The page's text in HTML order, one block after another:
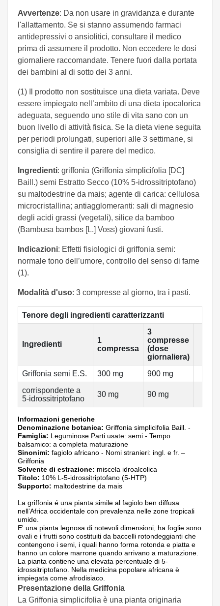
Avvertenze: Da non usare in gravidanza e durante
l'allattamento. Se si stanno assumendo farmaci
antidepressivi o ansiolitici, consultare il medico
prima di assumere il prodotto. Non eccedere le dosi
giornaliere raccomandate. Tenere fuori dalla portata
dei bambini al di sotto dei 3 anni.
(1) Il prodotto non sostituisce una dieta variata. Deve
essere impiegato nell’ambito di una dieta ipocalorica
adeguata, seguendo uno stile di vita sano con un
buon livello di attività fisica. Se la dieta viene seguita
per periodi prolungati, superiori alle 3 settimane, si
consiglia di sentire il parere del medico.
Ingredienti: griffonia (Griffonia simplicifolia [DC]
Baill.) semi Estratto Secco (10% 5-idrossitriptofano)
su maltodestrine da mais; agente di carica: cellulosa
microcristallina; antiagglomeranti: sali di magnesio
degli acidi grassi (vegetali), silice da bamboo
(Bambusa bambos [L.] Voss) giovani fusti.
Indicazioni: Effetti fisiologici di griffonia semi:
normale tono dell’umore, controllo del senso di fame
(1).
Modalità d'uso: 3 compresse al giorno, tra i pasti.
Tenore degli ingredienti caratterizzanti
Ingredienti
1
compressa
3
compresse
(dose
giornaliera)
Griffonia semi E.S.
300 mg
900 mg
corrispondente a
5-idrossitriptofano
30 mg 90 mg
Informazioni generiche
Denominazione botanica: Griffonia simplicifolia Baill. -
Famiglia: Leguminose Parti usate: semi - Tempo
balsamico: a completa maturazione
Sinonimi: fagiolo africano - Nomi stranieri: ingl. e fr. –
Griffonia
Solvente di estrazione: miscela idroalcolica
Titolo: 10% L-5-idrossitriptofano (5-HTP)
Supporto: maltodestrine da mais
La griffonia é una pianta simile al fagiolo ben diffusa
nell’Africa occidentale con prevalenza nelle zone tropicali
umide.
E' una pianta legnosa di notevoli dimensioni, ha foglie sono
ovali e i frutti sono costituiti da baccelli rotondeggianti che
contengono i semi, i quali hanno forma rotonda e piatta e
hanno un colore marrone quando arrivano a maturazione.
La pianta contiene una elevata percentuale di 5-
idrossitriptofano. Nella medicina popolare africana è
impiegata come afrodisiaco.
Presentazione della Griffonia
La Griffonia simplicifolia è una pianta originaria